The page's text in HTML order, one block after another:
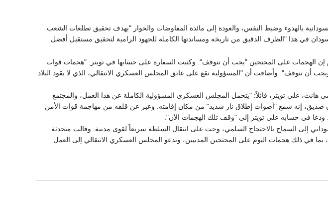
بالهدوء وضبط النفس، والعودة إلى مائدة المفاوضات والحوار "بهدف تحقيق تطلعات الشعب
في هذا "الظرف الدقيق من تاريخه ومساندتها الكاملة للجهود الرامية لتحقيق مستقبل أفضل
إن الهجمات على المحتجين "يجب أن تتوقف". وكتبت السفارة على حسابها في تويتر: "هجمات قوات
أن تتوقف". وأضافت أن "المسؤولية تقع على عاتق المجلس العسكري الانتقالي، الذي لا يقود البلاد
هانت، على تويتر، قائلاً: "يتحمل المجلس العسكري المسؤولية الكاملة عن هذا العمل، والمجتمع
صديق، إنه سمع "أصوات إطلاق نار شديد" من مكان إقامته. وعبر عن قلقه من مهاجمة قوات الأمن
في حسابه على تويتر إلى "وقف تلك الهجمات الآن".
إلى السماح بالاحتجاج السلمي، وحث على انتقال السلطة سريعاً لقوى مدنية. وقالت متحدثة
في ذلك هجمات اليوم على المحتجين المدنيين، وندعو المجلس العسكري الانتقالي إلى العمل